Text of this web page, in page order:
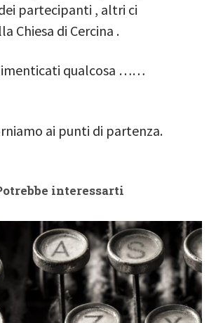
partecipanti , altri ci
Chiesa di Cercina .
qualcosa ……
ai punti di partenza.
interessarti